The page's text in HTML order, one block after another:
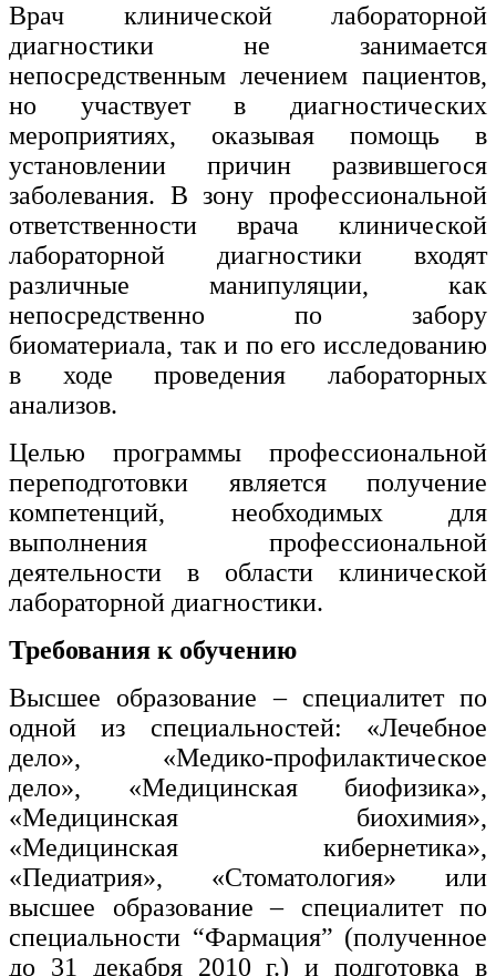
Врач клинической лабораторной
диагностики не занимается
непосредственным лечением пациентов,
но участвует в диагностических
мероприятиях, оказывая помощь в
установлении причин развившегося
заболевания. В зону профессиональной
ответственности врача клинической
лабораторной диагностики входят
различные манипуляции, как
непосредственно по забору
биоматериала, так и по его исследованию
в ходе проведения лабораторных
анализов.
Целью программы профессиональной
переподготовки является получение
компетенций, необходимых для
выполнения профессиональной
деятельности в области клинической
лабораторной диагностики.
Требования к обучению
Высшее образование – специалитет по
одной из специальностей: «Лечебное
дело», «Медико-профилактическое
дело», «Медицинская биофизика»,
«Медицинская биохимия»,
«Медицинская кибернетика»,
«Педиатрия», «Стоматология» или
высшее образование – специалитет по
специальности “Фармация” (полученное
до 31 декабря 2010 г.) и подготовка в